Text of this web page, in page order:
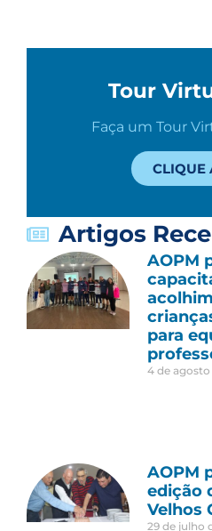
Tour
Faça um Tour
CLIQUE
Artigos
AOPM
para
4 de agosto
AOPM
edição
Velhos
29 de julho